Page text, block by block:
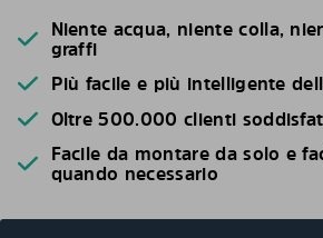
Niente acqua, niente colla,
graffi
Più facile e più intelligente
Oltre 500.000 clienti
Facile da montare da solo e
quando necessario